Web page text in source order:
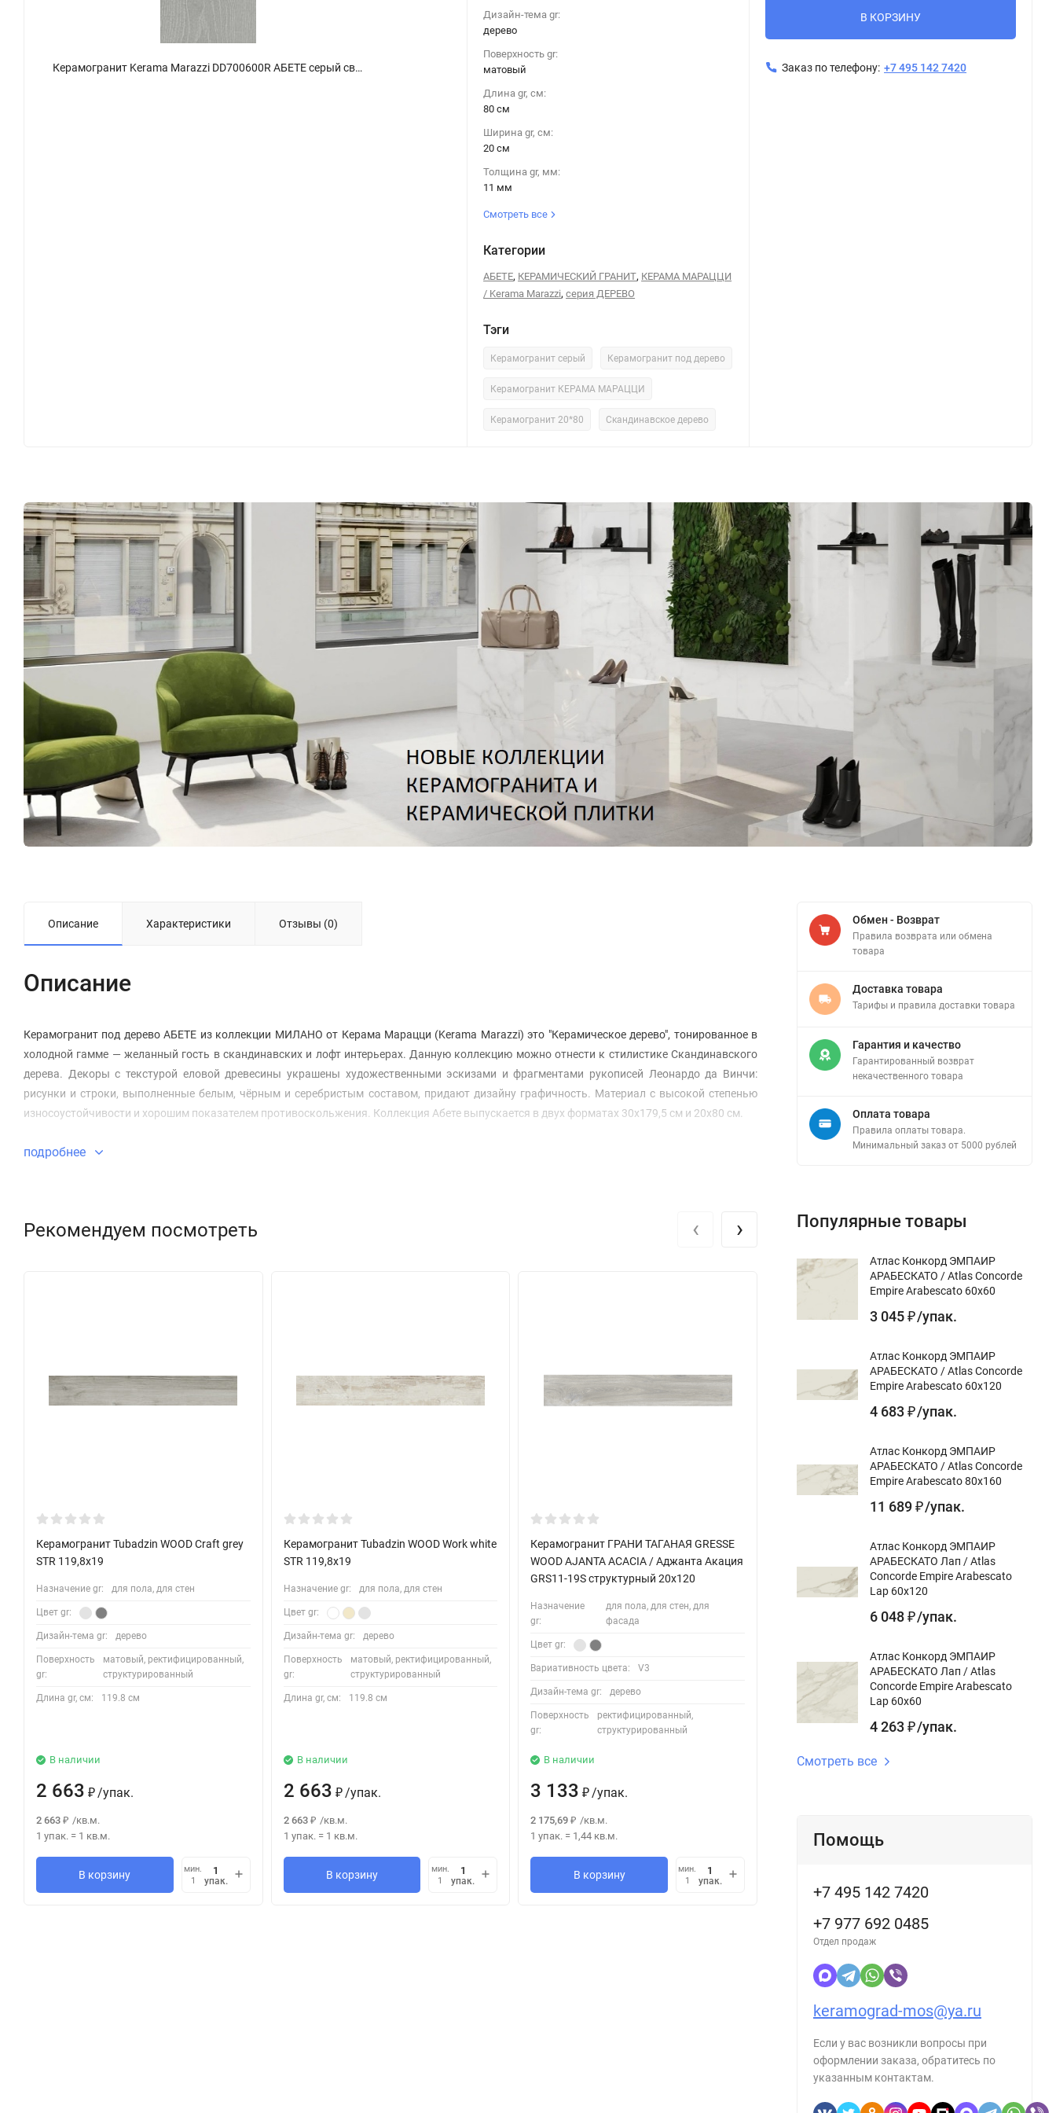
Керамогранит Kerama Marazzi DD700600R АБЕТЕ серый светлый обрезной 20x80
Дизайн-тема gr:
дерево
Поверхность gr:
матовый
Длина gr, см:
80 см
Ширина gr, см:
20 см
Толщина gr, мм:
11 мм
Смотреть все
Категории
АБЕТЕ, КЕРАМИЧЕСКИЙ ГРАНИТ, КЕРАМА МАРАЦЦИ
/ Kerama Marazzi,серия ДЕРЕВО
Тэги
Керамогранит серый Керамогранит под дерево
Керамогранит КЕРАМА МАРАЦЦИ
Керамогранит 20*80 Скандинавское дерево
В КОРЗИНУ
Заказ по телефону: +7 495 142 7420
Описание Характеристики Отзывы (0)
Описание
Керамогранит под дерево АБЕТЕ из коллекции МИЛАНО от Керама Марацци (Kerama Marazzi) это "Керамическое дерево", тонированное в
холодной гамме — желанный гость в скандинавских и лофт интерьерах. Данную коллекцию можно отнести к стилистике Скандинавского
дерева. Декоры с текстурой еловой древесины украшены художественными эскизами и фрагментами рукописей Леонардо да Винчи:
рисунки и строки, выполненные белым, чёрным и серебристым составом, придают дизайну графичность. Материал с высокой степенью
износоустойчивости и хорошим показателем противоскольжения. Коллекция Абете выпускается в двух форматах 30x179,5 см и 20x80 см.
подробнее
Рекомендуем посмотреть
Керамогранит Tubadzin WOOD Craft grey
STR 119,8x19
Назначение gr: для пола, для стен
Цвет gr:
Дизайн-тема gr: дерево
Поверхность
gr:
матовый, ректифицированный,
структурированный
Длина gr, см: 119.8 см
В наличии
2 663 ₽ /упак.
2 663 ₽ /кв.м.
1 упак. = 1 кв.м.
В корзину
мин.
1
упак.
Керамогранит Tubadzin WOOD Work white
STR 119,8x19
Назначение gr: для пола, для стен
Цвет gr:
Дизайн-тема gr: дерево
Поверхность
gr:
матовый, ректифицированный,
структурированный
Длина gr, см: 119.8 см
В наличии
2 663 ₽ /упак.
2 663 ₽ /кв.м.
1 упак.= 1 кв.м.
В корзину
мин.
1
упак.
Керамогранит ГРАНИ ТАГАНАЯ GRESSE
WOOD AJANTA ACACIA / Аджанта Акация
GRS11-19S структурный 20x120
Назначение
gr:
для пола, для стен, для
фасада
Цвет gr:
Вариативность цвета: V3
Дизайн-тема gr: дерево
Поверхность
gr:
ректифицированный,
структурированный
В наличии
3 133 ₽ /упак.
2 175,69 ₽ /кв.м.
1 упак. = 1,44 кв.м.
В корзину
мин.
1
упак.
Керамогранит ГРАНИ ТАГАНАЯ GRESSE
WOOD AJANTA OLIVA / Аджанта Олива
GRS11-15S структурный 20x120
фасада
Вариативность цвета: V3
Дизайн-тема gr: дерево
структурированный
Под заказ
=1,44 кв.м.
‹ ›
Обмен - Возврат
Правила возврата или обмена
товара
Доставка товара
Тарифы и правила доставки товара
Гарантия и качество
Гарантированный возврат
некачественного товара
Оплата товара
Правила оплаты товара.
Минимальный заказ от 5000 рублей
Популярные товары
Атлас Конкорд ЭМПАИР
АРАБЕСКАТО / Atlas Concorde
Empire Arabescato 60x60
3 045 ₽ /упак.
Атлас Конкорд ЭМПАИР
АРАБЕСКАТО / Atlas Concorde
Empire Arabescato 60x120
4 683 ₽ /упак.
Атлас Конкорд ЭМПАИР
АРАБЕСКАТО / Atlas Concorde
Empire Arabescato 80x160
11 689 ₽ /упак.
Атлас Конкорд ЭМПАИР
АРАБЕСКАТО Лап / Atlas
Concorde Empire Arabescato
Lap 60x120
6 048 ₽ /упак.
Атлас Конкорд ЭМПАИР
АРАБЕСКАТО Лап / Atlas
Concorde Empire Arabescato
Lap 60x60
4 263 ₽ /упак.
Смотреть все
Помощь
+7 495 142 7420
+7 977 692 0485
Отдел продаж
keramograd-mos@ya.ru
Если у вас возникли вопросы при
оформлении заказа, обратитесь по
указанным контактам.